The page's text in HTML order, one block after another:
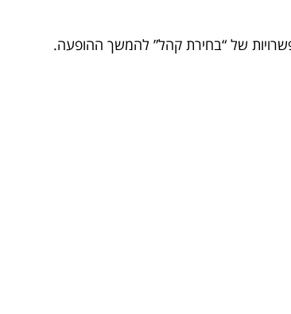
של “בחירת קהל” להמשך ההופעה.